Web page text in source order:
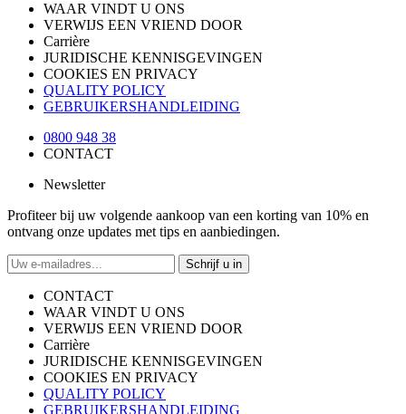
WAAR VINDT U ONS
VERWIJS EEN VRIEND DOOR
Carrière
JURIDISCHE KENNISGEVINGEN
COOKIES EN PRIVACY
QUALITY POLICY
GEBRUIKERSHANDLEIDING
0800 948 38
CONTACT
Newsletter
Profiteer bij uw volgende aankoop van een korting van 10% en
ontvang onze updates met tips en aanbiedingen.
Schrijf u in
CONTACT
WAAR VINDT U ONS
VERWIJS EEN VRIEND DOOR
Carrière
JURIDISCHE KENNISGEVINGEN
COOKIES EN PRIVACY
QUALITY POLICY
GEBRUIKERSHANDLEIDING